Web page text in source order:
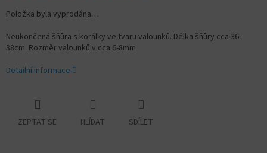
Položka byla vyprodána…
Neukončená šňůra s korálky ve tvaru valounků. Délka šňůry cca 36-
38cm. Rozměr valounků v cca 6-8mm
Detailní informace
ZEPTAT SE HLÍDAT SDÍLET